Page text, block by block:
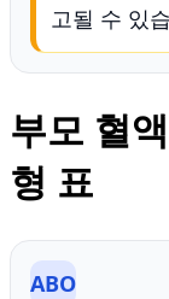
고될 수 있
부모 혈
형 표
ABO